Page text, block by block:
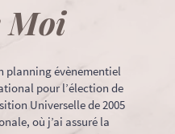
Moi
planning évènementiel
pour l’élection de
Universelle de 2005
où j’ai assuré la